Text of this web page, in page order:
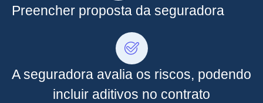
Preencher proposta da seguradora
A seguradora avalia os riscos, podendo
incluir aditivos no contrato